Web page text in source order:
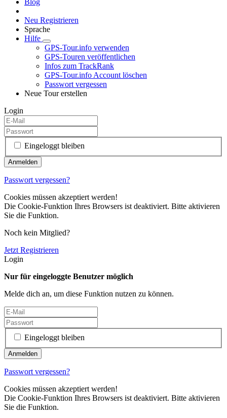
Neu Registrieren
Sprache
Hilfe
GPS-Tour.info verwenden
GPS-Touren veröffentlichen
Infos zum TrackRank
GPS-Tour.info Account löschen
Passwort vergessen
Neue Tour erstellen
Login
Eingeloggt bleiben
Passwort vergessen?
Cookies müssen akzeptiert werden!
Die Cookie-Funktion Ihres Browsers ist deaktiviert. Bitte aktivieren
Sie die Funktion.
Noch kein Mitglied?
Jetzt Registrieren
Login
Nur für eingeloggte Benutzer möglich
Melde dich an, um diese Funktion nutzen zu können.
Eingeloggt bleiben
Passwort vergessen?
Cookies müssen akzeptiert werden!
Die Cookie-Funktion Ihres Browsers ist deaktiviert. Bitte aktivieren
Sie die Funktion.